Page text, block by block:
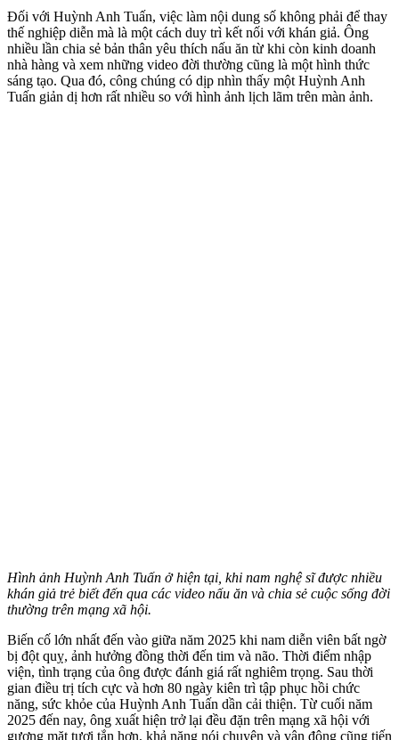
Đối với Huỳnh Anh Tuấn, việc làm nội dung số không phải để thay
thế nghiệp diễn mà là một cách duy trì kết nối với khán giả. Ông
nhiều lần chia sẻ bản thân yêu thích nấu ăn từ khi còn kinh doanh
nhà hàng và xem những video đời thường cũng là một hình thức
sáng tạo. Qua đó, công chúng có dịp nhìn thấy một Huỳnh Anh
Tuấn giản dị hơn rất nhiều so với hình ảnh lịch lãm trên màn ảnh.
Hình ảnh Huỳnh Anh Tuấn ở hiện tại, khi nam nghệ sĩ được nhiều
khán giả trẻ biết đến qua các video nấu ăn và chia sẻ cuộc sống đời
thường trên mạng xã hội.
Biến cố lớn nhất đến vào giữa năm 2025 khi nam diễn viên bất ngờ
bị đột quỵ, ảnh hưởng đồng thời đến tim và não. Thời điểm nhập
viện, tình trạng của ông được đánh giá rất nghiêm trọng. Sau thời
gian điều trị tích cực và hơn 80 ngày kiên trì tập phục hồi chức
năng, sức khỏe của Huỳnh Anh Tuấn dần cải thiện. Từ cuối năm
2025 đến nay, ông xuất hiện trở lại đều đặn trên mạng xã hội với
gương mặt tươi tắn hơn, khả năng nói chuyện và vận động cũng tiến